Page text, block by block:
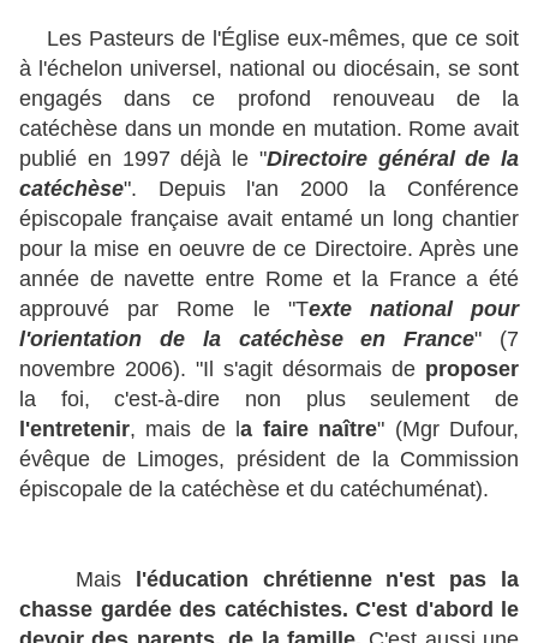
Les Pasteurs de l'Église eux-mêmes, que ce soit
à l'échelon universel, national ou diocésain, se sont
engagés dans ce profond renouveau de la
catéchèse dans un monde en mutation. Rome avait
publié en 1997 déjà le "Directoire général de la
catéchèse". Depuis l'an 2000 la Conférence
épiscopale française avait entamé un long chantier
pour la mise en oeuvre de ce Directoire. Après une
année de navette entre Rome et la France a été
approuvé par Rome le "Texte national pour
l'orientation de la catéchèse en France" (7
novembre 2006). "Il s'agit désormais de proposer
la foi, c'est-à-dire non plus seulement de
l'entretenir, mais de la faire naître" (Mgr Dufour,
évêque de Limoges, président de la Commission
épiscopale de la catéchèse et du catéchuménat).
Mais
l'éducation chrétienne n'est pas la
chasse gardée des catéchistes. C'est d'abord le